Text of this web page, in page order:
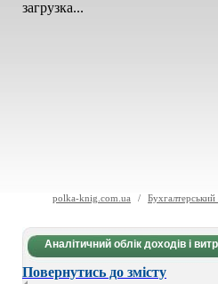
загрузка...
polka-knig.com.ua / Бухгалтерський
Аналітичний облік доходів і
Повернутись до змісту